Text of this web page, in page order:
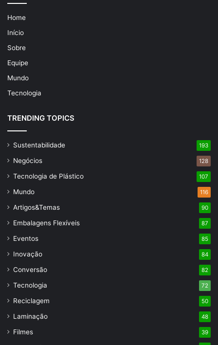
Home
Início
Sobre
Equipe
Mundo
Tecnologia
TRENDING TOPICS
Sustentabilidade 193
Negócios 128
Tecnologia de Plástico 107
Mundo 116
Artigos&Temas 90
Embalagens Flexíveis 87
Eventos 85
Inovação 84
Conversão 82
Tecnologia 72
Reciclagem 50
Laminação 48
Filmes 39